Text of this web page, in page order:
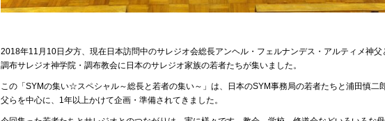
2018年11月10日夕方、現在日本訪問中のサレジオ会総長アンヘル・フェルナンデス・アルティメ神父
調布サレジオ神学院・調布教会に日本のサレジオ家族の若者たちが集いました。
この「SYMの集い☆スペシャル～総長と若者の集い～」は、日本のSYM事務局の若者たちと浦田慎二
父らを中心に、1年以上かけて企画・準備されてきました。